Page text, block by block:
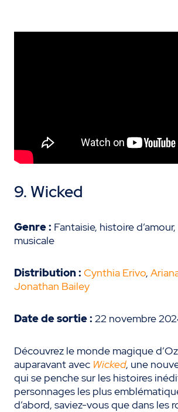
9. Wicked
Genre : Fantaisie, histoire
musicale
Distribution : Cynthia Erivo,
Jonathan Bailey
Date de sortie : 22 novembre
Découvrez le monde magique
auparavant avec Wicked, une
qui se penche sur les histoires
personnages les plus
d’abord, saviez-vous que dans les